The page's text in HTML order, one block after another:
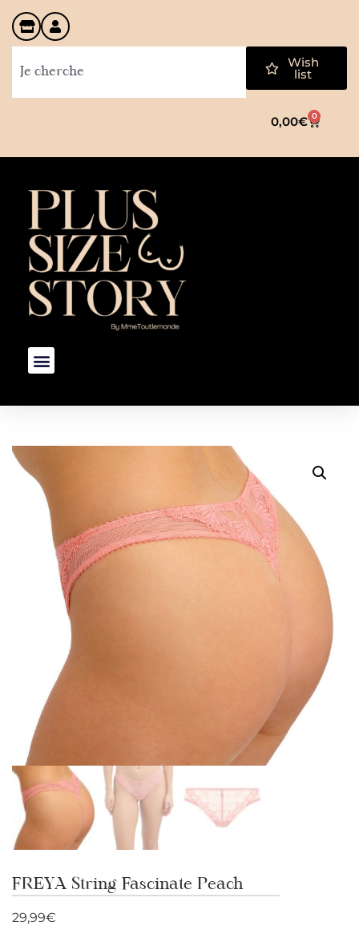
Wish
list
0,00€ 0
FREYA String Fascinate Peach
29,99€